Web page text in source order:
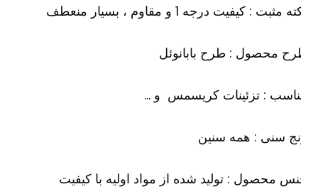
مثبت : کیفیت درجه 1 و مقاوم ، بسیار منعطف
محصول : طرح بابانوئل
: تزئینات کریسمس و …
سنی : همه سنین
محصول : تولید شده از مواد اولیه با کیفیت